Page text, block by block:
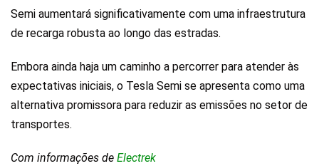
Semi aumentará significativamente com uma infraestrutura
de recarga robusta ao longo das estradas.
Embora ainda haja um caminho a percorrer para atender às
expectativas iniciais, o Tesla Semi se apresenta como uma
alternativa promissora para reduzir as emissões no setor de
transportes.
Com informações de Electrek